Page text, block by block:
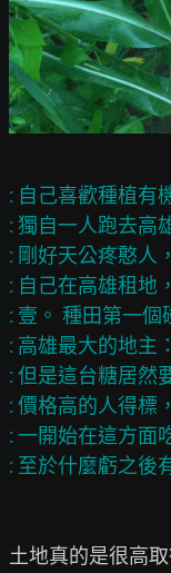
: 自己喜歡種植有
: 獨自一人跑去高
: 剛好天公疼憨人
: 自己在高雄租地
: 壹。 種田第一
: 高雄最大的地主
: 但是這台糖居然
: 價格高的人得標
: 一開始在這方面
土地真的是很高